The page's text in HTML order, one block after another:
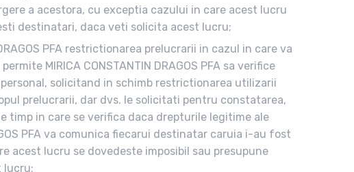
a acestora, cu exceptia cazului in care acest lucru
destinatari, daca veti solicita acest lucru;
PFA restrictionarea prelucrarii in cazul in care va
MIRICA CONSTANTIN DRAGOS PFA sa verifice
solicitand in schimb restrictionarea utilizarii
prelucrarii, dar dvs. le solicitati pentru constatarea,
timp in care se verifica daca drepturile legitime ale
PFA va comunica fiecarui destinatar caruia i-au fost
acest lucru se dovedeste imposibil sau presupune
lucru;